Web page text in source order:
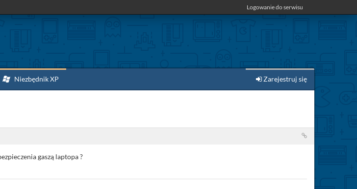
Logowanie do serwisu
Niezbędnik XP Zarejestruj się
gaszą laptopa ?